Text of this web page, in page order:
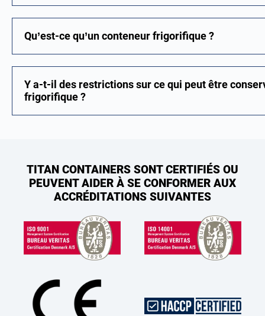
Qu’est-ce qu’un conteneur frigorifique ?
Y a-t-il des restrictions sur ce qui peut être
frigorifique ?
TITAN CONTAINERS SONT CERTIFIÉS OU
PEUVENT AIDER À SE CONFORMER AUX
ACCRÉDITATIONS SUIVANTES